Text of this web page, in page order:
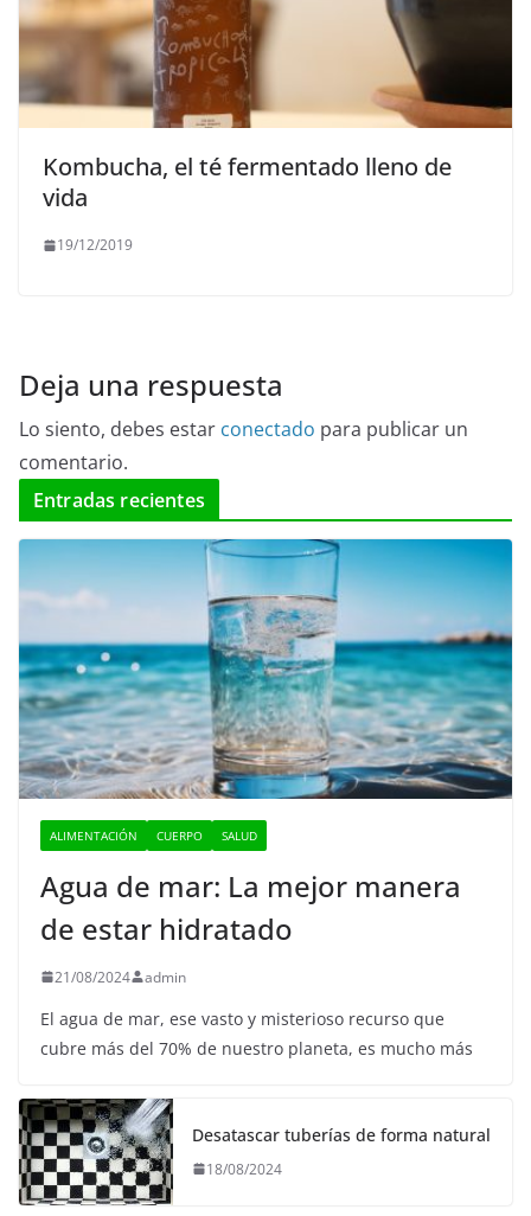
Kombucha, el té fermentado lleno de
vida
19/12/2019
Deja una respuesta
Lo siento, debes estar conectado para publicar un
comentario.
Entradas recientes
ALIMENTACIÓN CUERPO SALUD
Agua de mar: La mejor manera
de estar hidratado
21/08/2024 admin
El agua de mar, ese vasto y misterioso recurso que
cubre más del 70% de nuestro planeta, es mucho más
Desatascar tuberías de forma natural
18/08/2024